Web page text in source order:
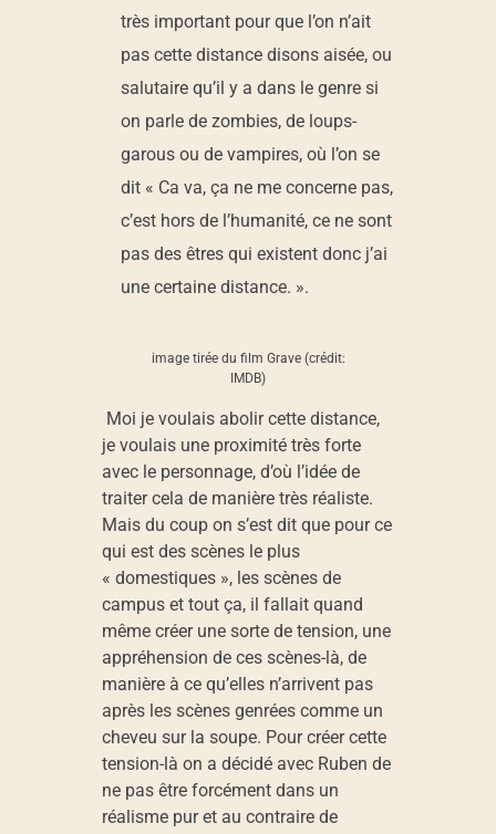
très important pour que l’on n’ait
pas cette distance disons aisée, ou
salutaire qu’il y a dans le genre si
on parle de zombies, de loups-
garous ou de vampires, où l’on se
dit « Ca va, ça ne me concerne pas,
c’est hors de l’humanité, ce ne sont
pas des êtres qui existent donc j’ai
une certaine distance. ».
image tirée du film Grave (crédit:
IMDB)
Moi je voulais abolir cette distance,
je voulais une proximité très forte
avec le personnage, d’où l’idée de
traiter cela de manière très réaliste.
Mais du coup on s’est dit que pour ce
qui est des scènes le plus
« domestiques », les scènes de
campus et tout ça, il fallait quand
même créer une sorte de tension, une
appréhension de ces scènes-là, de
manière à ce qu’elles n’arrivent pas
après les scènes genrées comme un
cheveu sur la soupe. Pour créer cette
tension-là on a décidé avec Ruben de
ne pas être forcément dans un
réalisme pur et au contraire de